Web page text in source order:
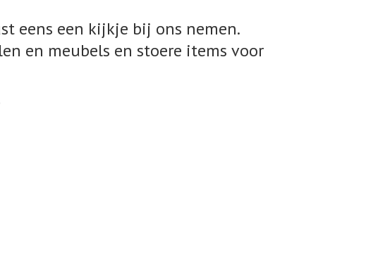
eens een kijkje bij ons nemen.
en meubels en stoere items voor